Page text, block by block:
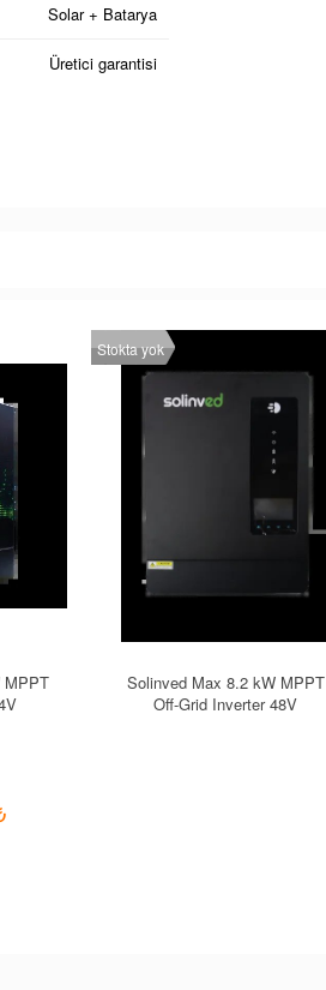
Solar + Batarya
Üretici garantisi
MPPT
Solinved Max 8.2 kW MPPT
Off-Grid Inverter 48V
Stokta yok